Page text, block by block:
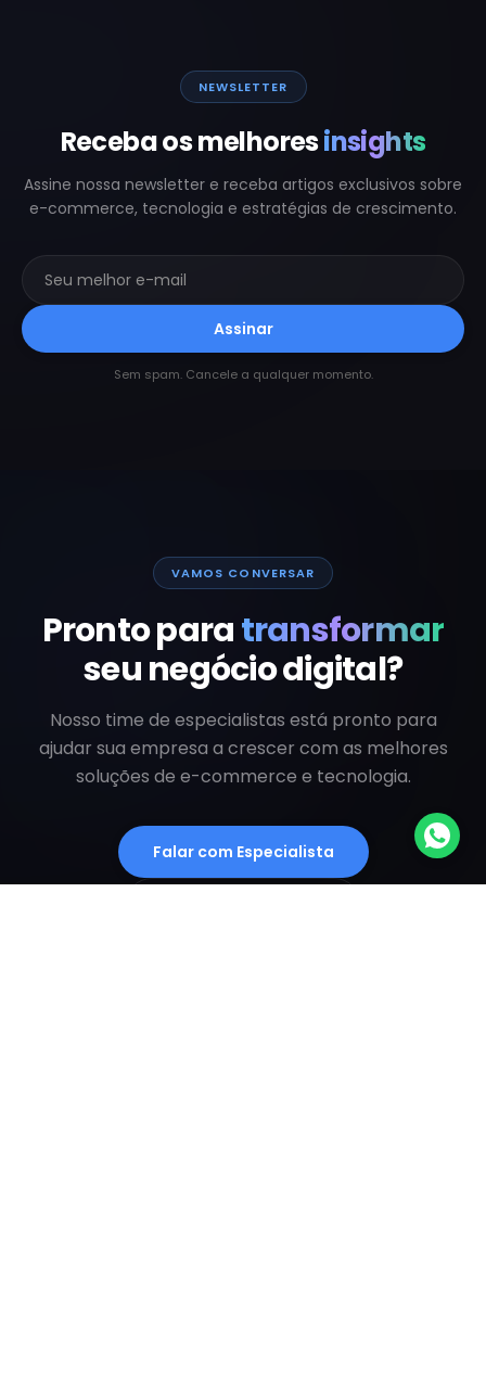
NEWSLETTER
Receba os melhoresinsights
Assine nossa newsletter e receba artigos exclusivos sobre
e-commerce, tecnologia e estratégias de crescimento.
Assinar
Sem spam. Cancele a qualquer momento.
VAMOS CONVERSAR
Pronto paratransformar
seu negócio digital?
Nosso time de especialistas está pronto para
ajudar sua empresa a crescer com as melhores
soluções de e-commerce e tecnologia.
Falar com Especialista